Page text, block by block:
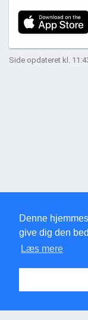
Denne
give dig den
Læs mere
Side opdateret kl.